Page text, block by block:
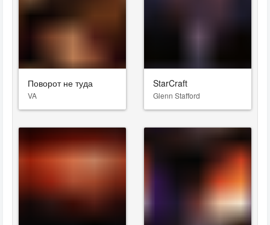
Поворот не туда
VA
StarCraft
Glenn Stafford